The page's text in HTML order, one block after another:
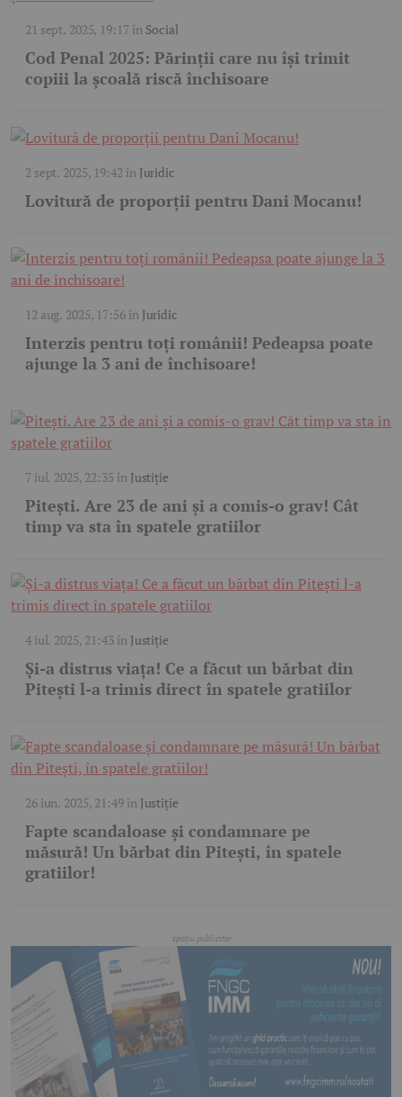
21 sept. 2025, 19:17în Social
Cod Penal 2025: Părinții care nu își trimit
copiii la școală riscă închisoare
2 sept. 2025, 19:42 în Juridic
Lovitură de proporții pentru Dani Mocanu!
12 aug. 2025, 17:56în Juridic
Interzis pentru toți românii! Pedeapsa poate
ajunge la 3 ani de închisoare!
7 iul. 2025, 22:35 în Justiție
Pitești. Are 23 de ani și a comis-o grav! Cât
timp va sta în spatele gratiilor
4 iul. 2025, 21:43în Justiție
Și-a distrus viața! Ce a făcut un bărbat din
Pitești l-a trimis direct în spatele gratiilor
26 iun. 2025, 21:49în Justiție
Fapte scandaloase și condamnare pe
măsură! Un bărbat din Pitești, în spatele
gratiilor!